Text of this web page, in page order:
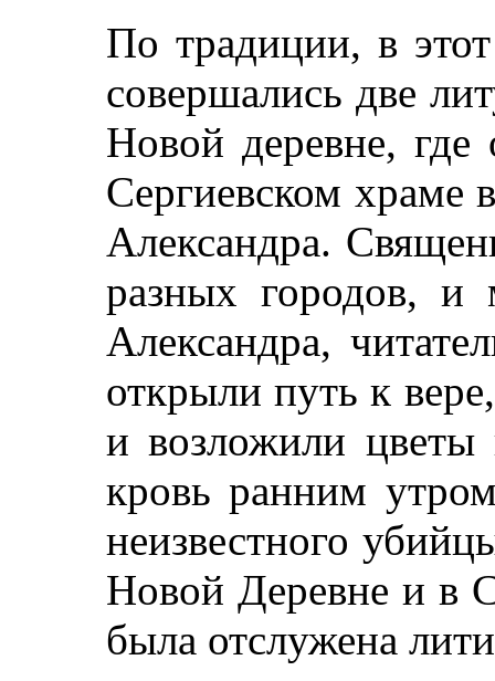
По традиции, в
совершались две
Новой деревне,
Сергиевском храме
Александра.
разных городов,
Александра,
открыли путь к
и возложили цветы
кровь ранним
неизвестного
Новой Деревне и в
была отслужена